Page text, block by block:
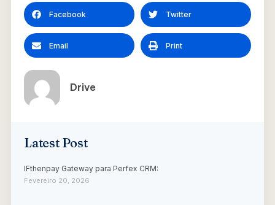
Facebook Twitter
Email Print
Drive
Latest Post
IFthenpay Gateway para Perfex CRM:
Fevereiro 20, 2026